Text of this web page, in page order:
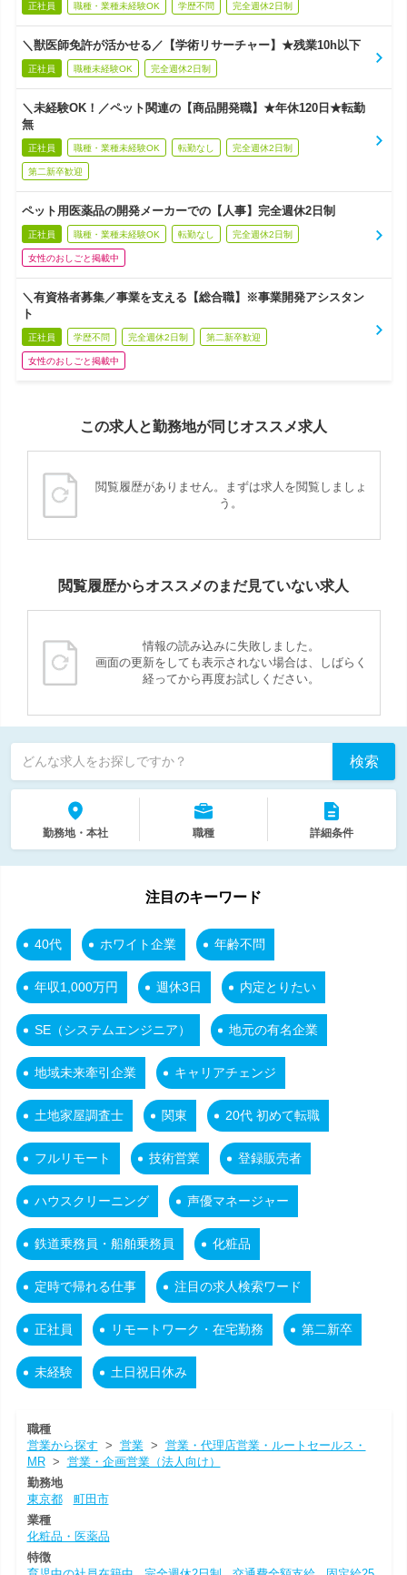
正社員 職種・業種未経験OK 学歴不問 完全週休2日制
＼獣医師免許が活かせる／【学術リサーチャー】★残業10h以下
正社員 職種未経験OK 完全週休2日制
＼未経験OK！／ペット関連の【商品開発職】★年休120日★転勤
無
正社員 職種・業種未経験OK 転勤なし 完全週休2日制
第二新卒歓迎
ペット用医薬品の開発メーカーでの【人事】完全週休2日制
正社員 職種・業種未経験OK 転勤なし 完全週休2日制
女性のおしごと掲載中
＼有資格者募集／事業を支える【総合職】※事業開発アシスタン
ト
正社員 学歴不問 完全週休2日制 第二新卒歓迎
女性のおしごと掲載中
この求人と勤務地が同じオススメ求人
閲覧履歴がありません。まずは求人を閲覧しましょ
う。
閲覧履歴からオススメのまだ見ていない求人
情報の読み込みに失敗しました。
画面の更新をしても表示されない場合は、しばらく
経ってから再度お試しください。
どんな求人をお探しですか？ 検索
勤務地・本社 職種 詳細条件
注目のキーワード
40代 ホワイト企業 年齢不問
年収1,000万円 週休3日 内定とりたい
SE（システムエンジニア） 地元の有名企業
地域未来牽引企業 キャリアチェンジ
土地家屋調査士 関東 20代 初めて転職
フルリモート 技術営業 登録販売者
ハウスクリーニング 声優マネージャー
鉄道乗務員・船舶乗務員 化粧品
定時で帰れる仕事 注目の求人検索ワード
正社員 リモートワーク・在宅勤務 第二新卒
未経験 土日祝日休み
職種
営業から探す > 営業> 営業・代理店営業・ルートセールス・
MR> 営業・企画営業（法人向け）
勤務地
東京都
町田市
業種
化粧品・医薬品
特徴